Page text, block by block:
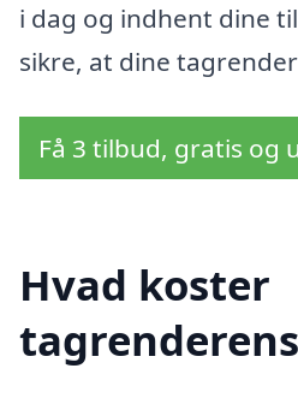
i dag og indhent dine
sikre, at dine
Få 3 tilbud, gratis og
Hvad koster